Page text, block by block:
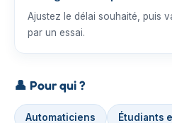
Ajustez le délai souhaité, puis
par un essai.
👤 Pour qui ?
Automaticiens Étudiants